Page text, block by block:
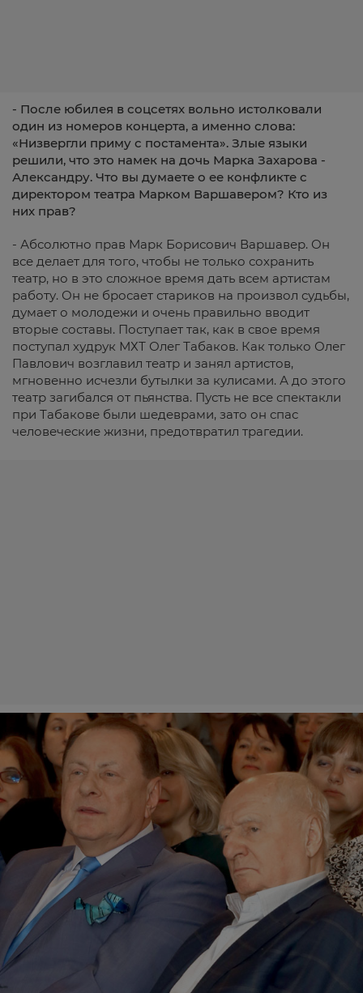
- После юбилея в соцсетях вольно истолковали
один из номеров концерта, а именно слова:
«Низвергли приму с постамента». Злые языки
решили, что это намек на дочь Марка Захарова -
Александру. Что вы думаете о ее конфликте с
директором театра Марком Варшавером? Кто из
них прав?
- Абсолютно прав Марк Борисович Варшавер. Он
все делает для того, чтобы не только сохранить
театр, но в это сложное время дать всем артистам
работу. Он не бросает стариков на произвол судьбы,
думает о молодежи и очень правильно вводит
вторые составы. Поступает так, как в свое время
поступал худрук МХТ Олег Табаков. Как только Олег
Павлович возглавил театр и занял артистов,
мгновенно исчезли бутылки за кулисами. А до этого
театр загибался от пьянства. Пусть не все спектакли
при Табакове были шедеврами, зато он спас
человеческие жизни, предотвратил трагедии.